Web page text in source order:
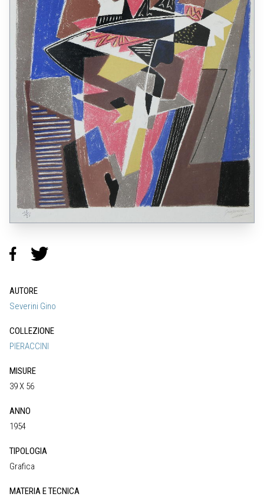
AUTORE
Severini Gino
COLLEZIONE
PIERACCINI
MISURE
39 X 56
ANNO
1954
TIPOLOGIA
Grafica
MATERIA E TECNICA